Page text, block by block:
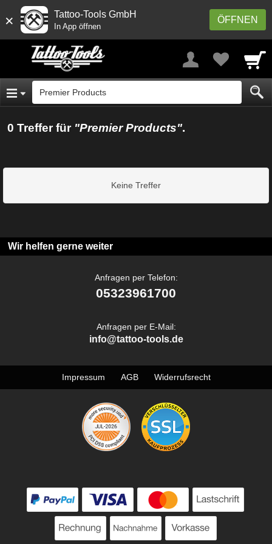
× ÖFFNEN
Tattoo-Tools GmbH
In App öffnen
0 Treffer für "Premier Products".
Keine Treffer
Wir helfen gerne weiter
Anfragen per Telefon:
05323961700
Anfragen per E-Mail:
info@tattoo-tools.de
Impressum AGB Widerrufsrecht